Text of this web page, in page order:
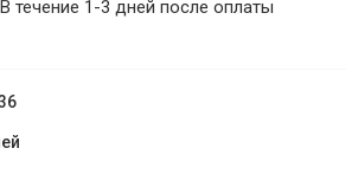
В течение 1-3 дней после оплаты